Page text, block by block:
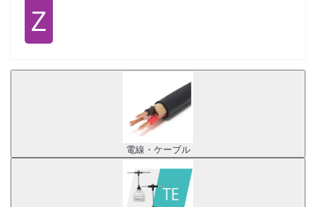
Ｚ
電線・ケーブル